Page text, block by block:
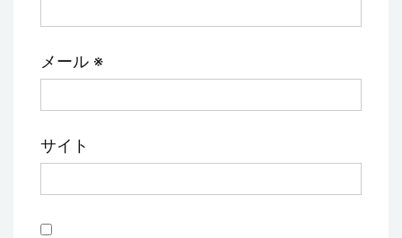
メール ※
サイト